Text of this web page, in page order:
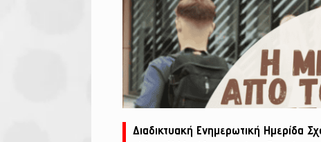
Διαδικτυακή Ενημερωτική Ημερίδα